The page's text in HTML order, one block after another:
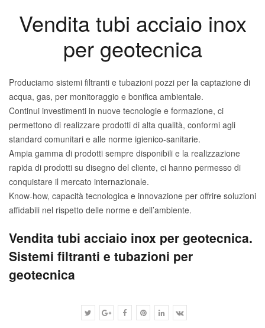
Vendita tubi acciaio inox
per geotecnica
Produciamo sistemi filtranti e tubazioni pozzi per la captazione di
acqua, gas, per monitoraggio e bonifica ambientale.
Continui investimenti in nuove tecnologie e formazione, ci
permettono di realizzare prodotti di alta qualità, conformi agli
standard comunitari e alle norme igienico-sanitarie.
Ampia gamma di prodotti sempre disponibili e la realizzazione
rapida di prodotti su disegno del cliente, ci hanno permesso di
conquistare il mercato internazionale.
Know-how, capacità tecnologica e innovazione per offrire soluzioni
affidabili nel rispetto delle norme e dell’ambiente.
Vendita tubi acciaio inox per geotecnica.
Sistemi filtranti e tubazioni per
geotecnica